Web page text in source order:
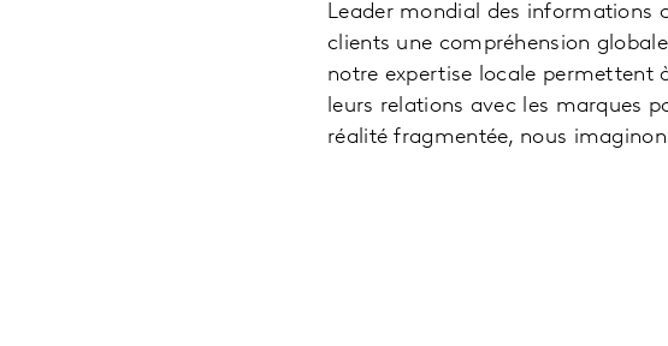
Leader mondial des informations
clients une compréhension
notre expertise locale permettent
leurs relations avec les marques
réalité fragmentée, nous